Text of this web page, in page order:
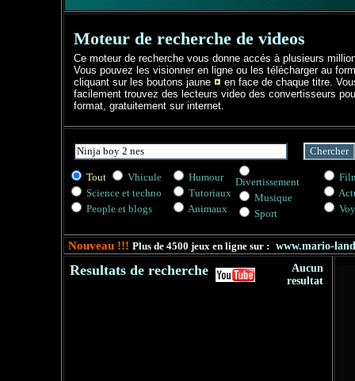
Moteur de recherche de videos
Ce moteur de recherche vous donne accés à plusieurs
Vous pouvez les visionner en ligne ou les télécharger au
cliquant sur les boutons jaune
en face de chaque titre.
facilement trouvez des lecteurs video des convertisseurs
format, gratuitement sur internet.
Tout
Vhicule
Science et techno
People et blogs
Humour
Tutoriaux
Animaux
Divertissement
Musique
Sport
Nouveau !!! Plus de 4500 jeux en ligne sur : www.mario-
Resultats de recherche
Aucun
resultat